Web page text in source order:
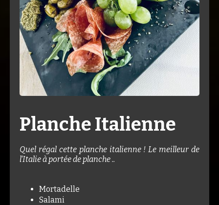
Planche Italienne
Quel régal cette planche italienne ! Le meilleur de
l'Italie à portée de planche ..
Mortadelle
Salami